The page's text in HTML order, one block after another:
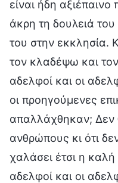
είναι ήδη
άκρη τη δουλειά
του στην εκκλησία.
τον κλαδέψω και
αδελφοί και οι
οι προηγούμενες
απαλλάχθηκαν; Δεν
ανθρώπους κι ότι
χαλάσει έτσι η
αδελφοί και οι